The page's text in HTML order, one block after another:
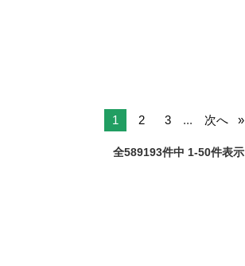
1 2 3 ... 次へ
全589193件中 1-50件表示